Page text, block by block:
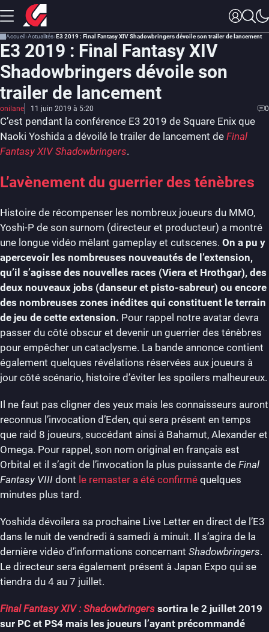
Accueil Actualités E3 2019 : Final Fantasy XIV Shadowbringers dévoile son trailer de lancement
E3 2019 : Final Fantasy XIV
Shadowbringers dévoile son
trailer de lancement
onilane 11 juin 2019 à 5:20 0
C’est pendant la conférence E3 2019 de Square Enix que
Naoki Yoshida a dévoilé le trailer de lancement de Final
Fantasy XIV Shadowbringers.
L’avènement du guerrier des ténèbres
Histoire de récompenser les nombreux joueurs du MMO,
Yoshi-P de son surnom (directeur et producteur) a montré
une longue vidéo mêlant gameplay et cutscenes. On a pu y
apercevoir les nombreuses nouveautés de l’extension,
qu’il s’agisse des nouvelles races (Viera et Hrothgar), des
deux nouveaux jobs (danseur et pisto-sabreur) ou encore
des nombreuses zones inédites qui constituent le terrain
de jeu de cette extension. Pour rappel notre avatar devra
passer du côté obscur et devenir un guerrier des ténèbres
pour empêcher un cataclysme. La bande annonce contient
également quelques révélations réservées aux joueurs à
jour côté scénario, histoire d’éviter les spoilers malheureux.
Il ne faut pas cligner des yeux mais les connaisseurs auront
reconnus l’invocation d’Eden, qui sera présent en temps
que raid 8 joueurs, succédant ainsi à Bahamut, Alexander et
Omega. Pour rappel, son nom original en français est
Orbital et il s’agit de l’invocation la plus puissante de Final
Fantasy VIII dont le remaster a été confirmé quelques
minutes plus tard.
Yoshida dévoilera sa prochaine Live Letter en direct de l’E3
dans le nuit de vendredi à samedi à minuit. Il s’agira de la
dernière vidéo d’informations concernant Shadowbringers.
Le directeur sera également présent à Japan Expo qui se
tiendra du 4 au 7 juillet.
Final Fantasy XIV : Shadowbringers sortira le 2 juillet 2019
sur PC et PS4 mais les joueurs l’ayant précommandé